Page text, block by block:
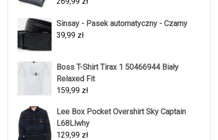
Sinsay - Pasek automatyczny - Czarny
39,99 zł
Boss T-Shirt Tirax 1 50466944 Biały
Relaxed Fit
159,99 zł
Lee Box Pocket Overshirt Sky Captain
L68Llwhy
129,99 zł